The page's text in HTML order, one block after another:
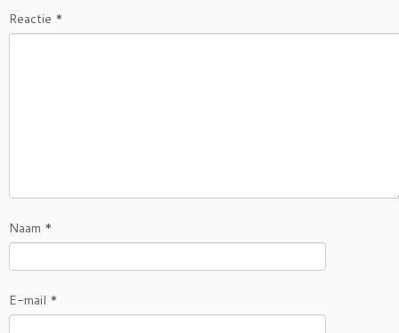
Reactie *
Naam *
E-mail *